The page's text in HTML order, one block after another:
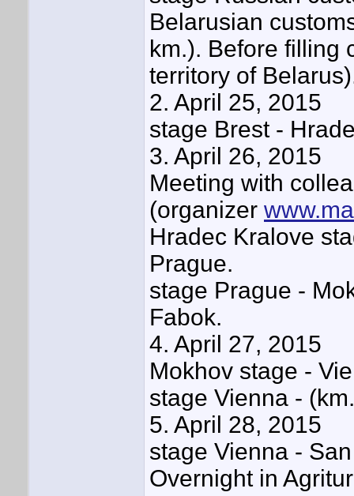
Belarusian
km.). Before filling
territory of
2. April 25, 2015
stage Brest -
3. April 26, 2015
Meeting with
(organizer
Hradec Kralove
Prague.
stage Prague -
Fabok.
4. April 27, 2015
Mokhov stage -
stage Vienna -
5. April 28, 2015
stage Vienna -
Overnight in